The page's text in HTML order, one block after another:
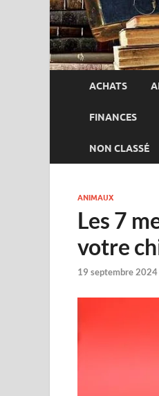
ACHATS
FINANCES
NON CLASSÉ
ANIMAUX
Les 7
votre
19 septembre 2024